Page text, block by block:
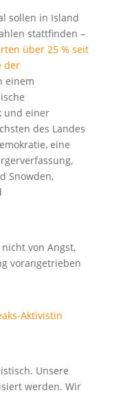
sollen in Island
stattfinden –
über 25 % seit
der
einem
und einer
des Landes
eine
Snowden,
von Angst,
vorangetrieben
Aktivistin
Unsere
werden. Wir